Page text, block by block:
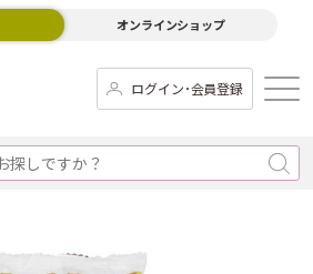
オンラインショップ
ログイン･会員登録